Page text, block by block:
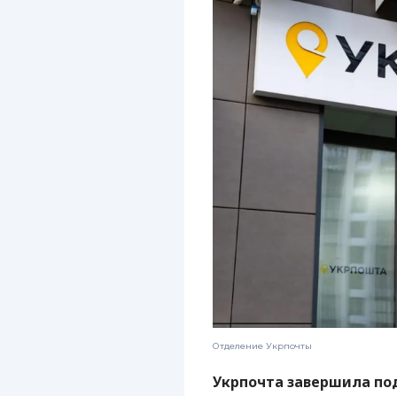
Отделение Укрпочты
Укрпочта завершила